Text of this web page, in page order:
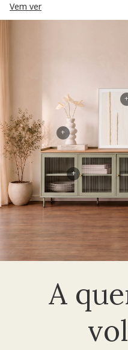
Vem ver
A
+
+
+